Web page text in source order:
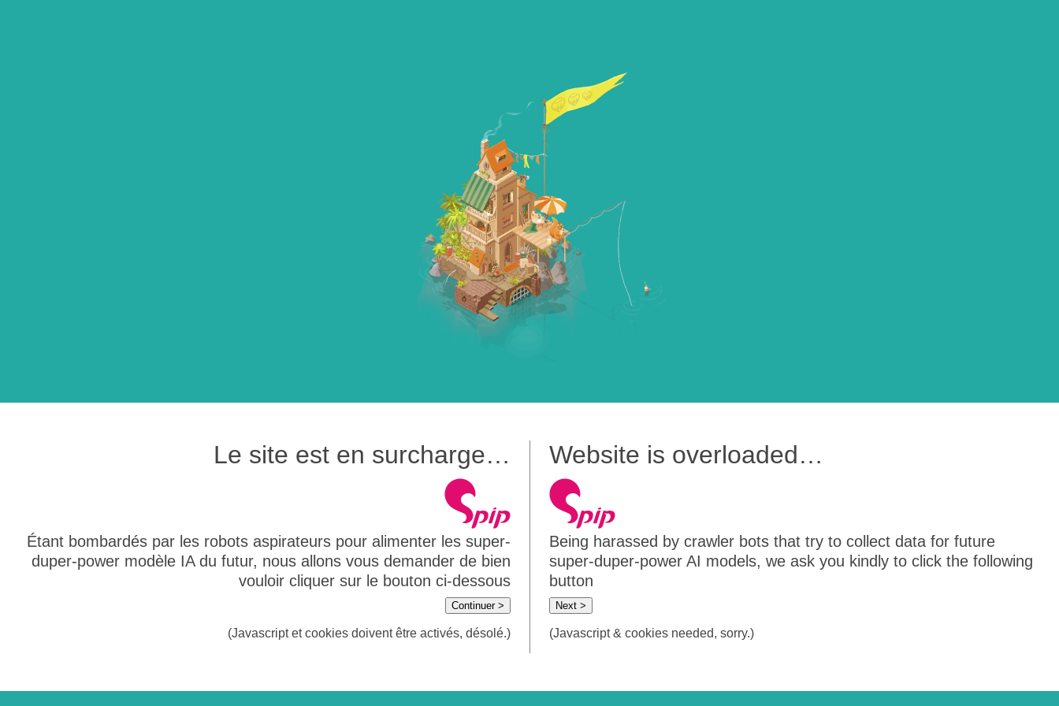
Le site est en surcharge…
Étant bombardés par les robots aspirateurs pour alimenter les super-
duper-power modèle IA du futur, nous allons vous demander de bien
vouloir cliquer sur le bouton ci-dessous
Continuer >
(Javascript et cookies doivent être activés, désolé.)
Website is overloaded…
Being harassed by crawler bots that try to collect data for future
super-duper-power AI models, we ask you kindly to click the following
button
Next >
(Javascript & cookies needed, sorry.)